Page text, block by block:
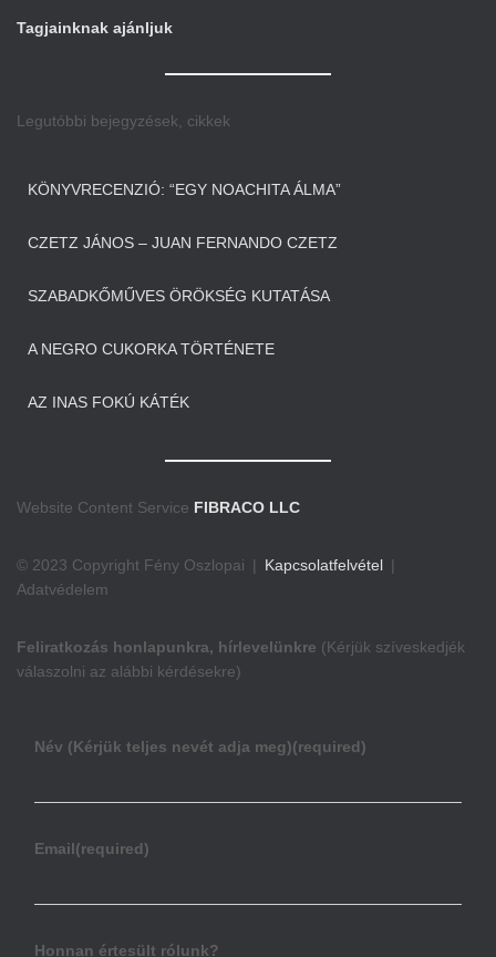
Tagjainknak ajánljuk
Legutóbbi bejegyzések, cikkek
KÖNYVRECENZIÓ: “EGY NOACHITA ÁLMA”
CZETZ JÁNOS – JUAN FERNANDO CZETZ
SZABADKŐMŰVES ÖRÖKSÉG KUTATÁSA
A NEGRO CUKORKA TÖRTÉNETE
AZ INAS FOKÚ KÁTÉK
Website Content Service FIBRACO LLC
© 2023 Copyright Fény Oszlopai | Kapcsolatfelvétel |
Adatvédelem
Feliratkozás honlapunkra, hírlevelünkre (Kérjük szíveskedjék
válaszolni az alábbi kérdésekre)
Név (Kérjük teljes nevét adja meg)(required)
Email(required)
Honnan értesült rólunk?